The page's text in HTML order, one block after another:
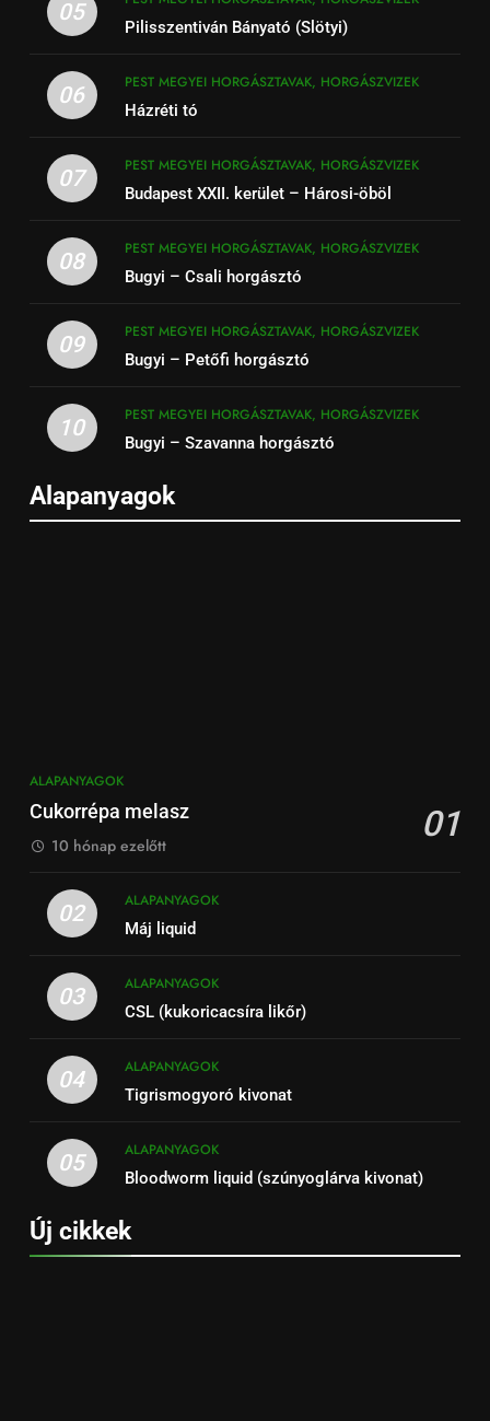
05
Pilisszentiván Bányató (Slötyi)
06
PEST MEGYEI HORGÁSZTAVAK, HORGÁSZVIZEK
Házréti tó
07
PEST MEGYEI HORGÁSZTAVAK, HORGÁSZVIZEK
Budapest XXII. kerület – Hárosi-öböl
08
PEST MEGYEI HORGÁSZTAVAK, HORGÁSZVIZEK
Bugyi – Csali horgásztó
09
PEST MEGYEI HORGÁSZTAVAK, HORGÁSZVIZEK
Bugyi – Petőfi horgásztó
10
PEST MEGYEI HORGÁSZTAVAK, HORGÁSZVIZEK
Bugyi – Szavanna horgásztó
Alapanyagok
ALAPANYAGOK
Cukorrépa melasz 01
10 hónap ezelőtt
02
ALAPANYAGOK
Máj liquid
03
ALAPANYAGOK
CSL (kukoricacsíra likőr)
04
ALAPANYAGOK
Tigrismogyoró kivonat
05
ALAPANYAGOK
Bloodworm liquid (szúnyoglárva kivonat)
Új cikkek